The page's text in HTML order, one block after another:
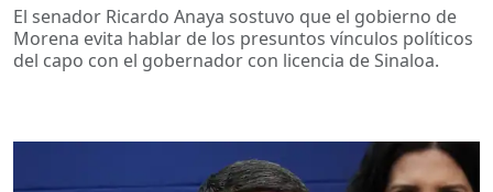
El senador Ricardo Anaya sostuvo que el gobierno de
Morena evita hablar de los presuntos vínculos políticos
del capo con el gobernador con licencia de Sinaloa.